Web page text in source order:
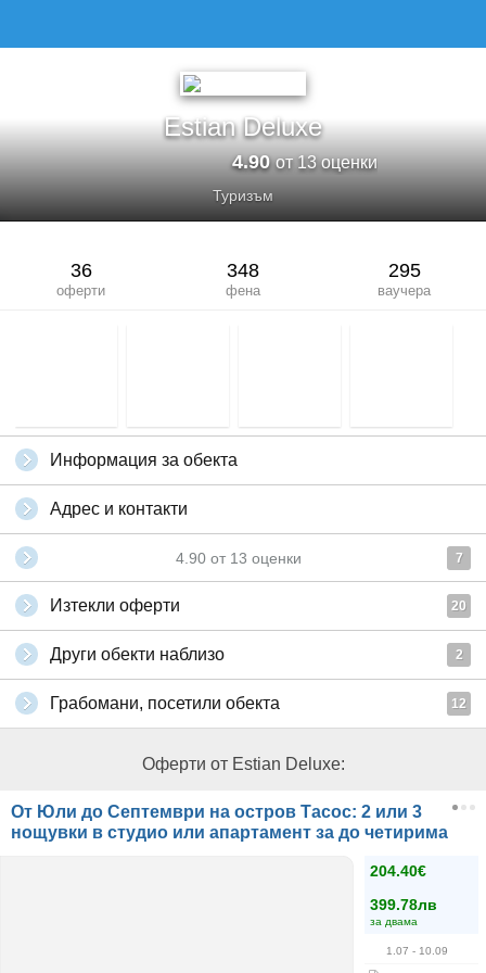
Estian Deluxe
4.90от 13 оценки
Туризъм
36
оферти
348
фена
295
ваучера
Информация за обекта
Адрес и контакти
4.90 от 13 оценки 7
Изтекли оферти 20
Други обекти наблизо 2
Грабомани, посетили обекта 12
Оферти от Estian Deluxe:
От Юли до Септември на остров Тасос: 2 или 3
нощувки в студио или апартамент за до четирима
204.40€
399.78лв
за двама
1.07 - 10.09